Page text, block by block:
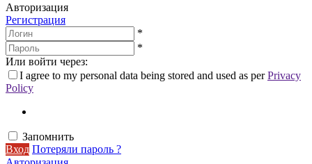
Авторизация
Регистрация
*
*
Или войти через:
I agree to my personal data being stored and used as perPrivacy
Policy
Запомнить
Вход Потеряли пароль ?